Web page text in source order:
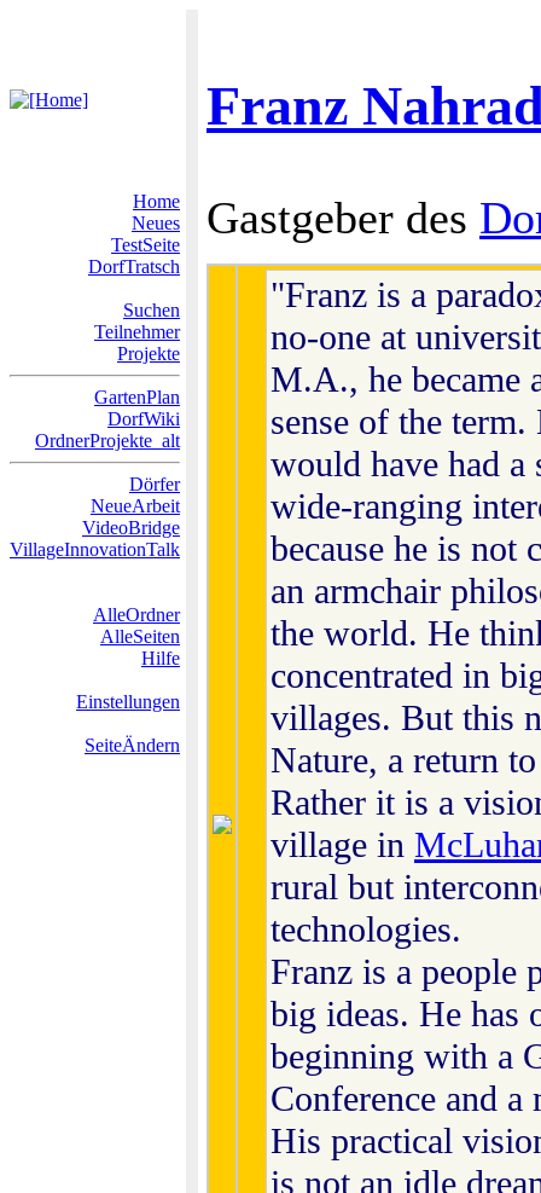
Franz
Home
Neues
TestSeite
DorfTratsch
Suchen
Teilnehmer
Projekte
GartenPlan
DorfWiki
OrdnerProjekte_alt
Dörfer
NeueArbeit
VideoBridge
VillageInnovationTalk
AlleOrdner
AlleSeiten
Hilfe
Einstellungen
SeiteÄndern
Gastgeber des
"Franz is a
no-one at
M.A., he became
sense of the term.
would have had
wide-ranging
because he is not
an armchair
the world. He
concentrated in
villages. But this
Nature, a return
Rather it is a
village in
rural but
technologies.
Franz is a people
big ideas. He has
beginning with a
Conference and
His practical
is not an idle